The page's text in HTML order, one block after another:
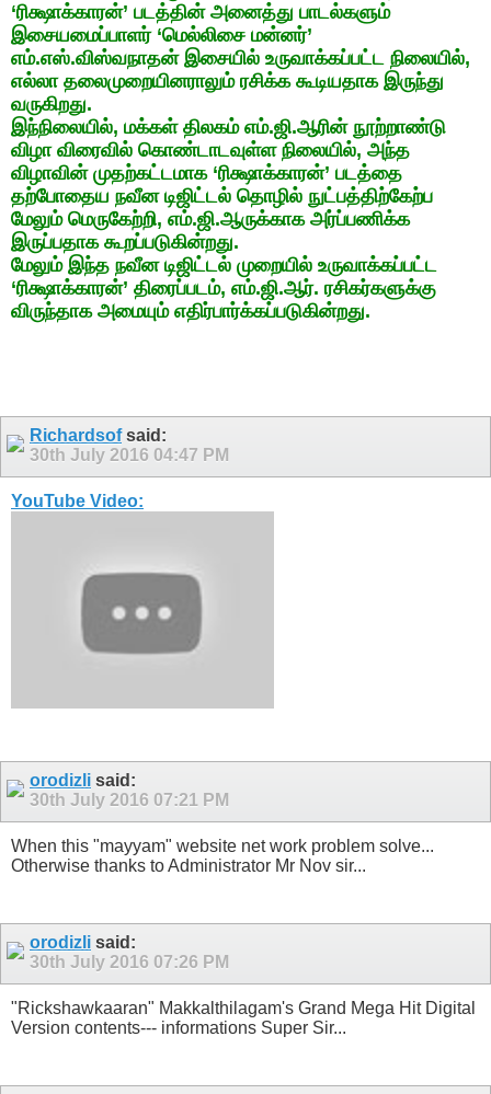
‘ரிக்ஷாக்காரன்’ படத்தின் அனைத்து பாடல்களும்
இசையமைப்பாளர் ‘மெல்லிசை மன்னர்’
எம்.எஸ்.விஸ்வநாதன் இசையில் உருவாக்கப்பட்ட நிலையில்,
எல்லா தலைமுறையினராலும் ரசிக்க கூடியதாக இருந்து
வருகிறது.
இந்நிலையில், மக்கள் திலகம் எம்.ஜி.ஆரின் நூற்றாண்டு
விழா விரைவில் கொண்டாடவுள்ள நிலையில், அந்த
விழாவின் முதற்கட்டமாக ‘ரிக்ஷாக்காரன்’ படத்தை
தற்போதைய நவீன டிஜிட்டல் தொழில் நுட்பத்திற்கேற்ப
மேலும் மெருகேற்றி, எம்.ஜி.ஆருக்காக அர்ப்பணிக்க
இருப்பதாக கூறப்படுகின்றது.
மேலும் இந்த நவீன டிஜிட்டல் முறையில் உருவாக்கப்பட்ட
‘ரிக்ஷாக்காரன்’ திரைப்படம், எம்.ஜி.ஆர். ரசிகர்களுக்கு
விருந்தாக அமையும் எதிர்பார்க்கப்படுகின்றது.
Richardsofsaid:
30th July 2016 04:47 PM
YouTube Video:
orodizli said:
30th July 2016 07:21 PM
When this "mayyam" website net work problem solve...
Otherwise thanks to Administrator Mr Nov sir...
orodizli said:
30th July 2016 07:26 PM
"Rickshawkaaran" Makkalthilagam's Grand Mega Hit Digital
Version contents--- informations Super Sir...